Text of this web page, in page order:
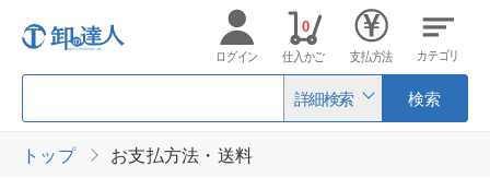
詳細検索 検索
ログイン 仕入かご
0
支払方法 カテゴリ
トップ お支払方法・送料